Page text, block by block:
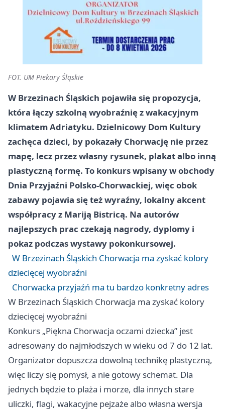
FOT. UM Piekary Śląskie
W Brzezinach Śląskich pojawiła się propozycja,
która łączy szkolną wyobraźnię z wakacyjnym
klimatem Adriatyku. Dzielnicowy Dom Kultury
zachęca dzieci, by pokazały Chorwację nie przez
mapę, lecz przez własny rysunek, plakat albo inną
plastyczną formę. To konkurs wpisany w obchody
Dnia Przyjaźni Polsko-Chorwackiej, więc obok
zabawy pojawia się też wyraźny, lokalny akcent
współpracy z Mariją Bistricą. Na autorów
najlepszych prac czekają nagrody, dyplomy i
pokaz podczas wystawy pokonkursowej.
W Brzezinach Śląskich Chorwacja ma zyskać kolory
dziecięcej wyobraźni
Chorwacka przyjaźń ma tu bardzo konkretny adres
W Brzezinach Śląskich Chorwacja ma zyskać kolory
dziecięcej wyobraźni
Konkurs „Piękna Chorwacja oczami dziecka” jest
adresowany do najmłodszych w wieku od 7 do 12 lat.
Organizator dopuszcza dowolną technikę plastyczną,
więc liczy się pomysł, a nie gotowy schemat. Dla
jednych będzie to plaża i morze, dla innych stare
uliczki, flagi, wakacyjne pejzaże albo własna wersja